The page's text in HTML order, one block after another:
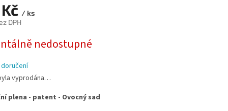
/ ks
DPH
nedostupné
vyprodána…
plena - patent - Ovocný sad